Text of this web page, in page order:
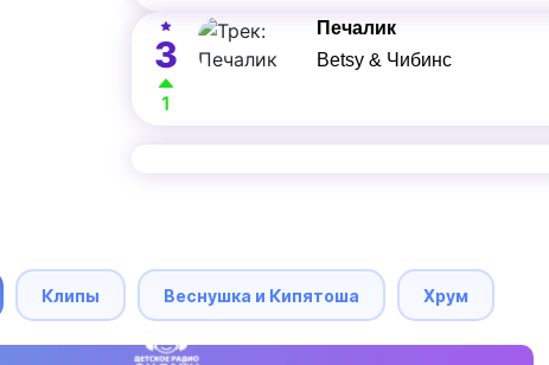
3
1
Печалик
Betsy & Чибинс
Клипы Веснушка и Кипятоша Хрум